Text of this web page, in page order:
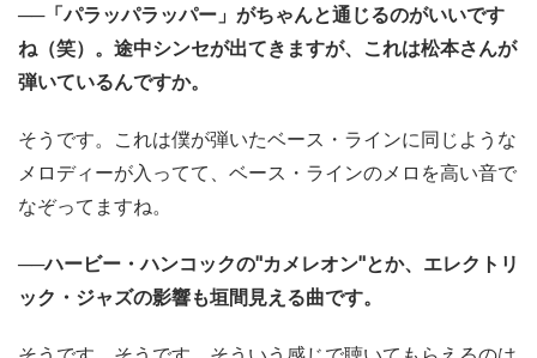
──「パラッパラッパー」がちゃんと通じるのがいいです
ね（笑）。途中シンセが出てきますが、これは松本さんが
弾いているんですか。
そうです。これは僕が弾いたベース・ラインに同じような
メロディーが入ってて、ベース・ラインのメロを高い音で
なぞってますね。
──ハービー・ハンコックの"カメレオン"とか、エレクトリ
ック・ジャズの影響も垣間見える曲です。